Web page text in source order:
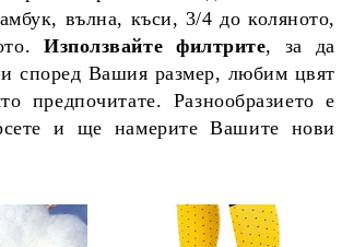
вълна, къси, 3/4 до коляното,
Използвайте филтрите, за да
според Вашия размер, любим цвят
предпочитате. Разнообразието е
и ще намерите Вашите нови